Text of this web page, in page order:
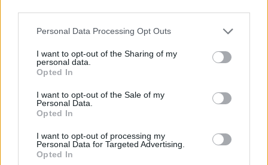
Personal Data Processing Opt Outs
I want to opt-out of the Sharing of my
personal data.
Opted In
I want to opt-out of the Sale of my
Personal Data.
Opted In
I want to opt-out of processing my
Personal Data for Targeted Advertising.
Opted In